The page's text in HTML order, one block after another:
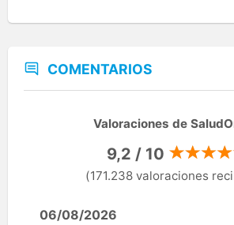
COMENTARIOS
Valoraciones de
9,2 / 10
(171.238 valoraciones
06/08/2026